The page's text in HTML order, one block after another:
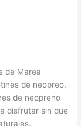
de Marea
de neopreo,
de neopreno
disfrutar sin que